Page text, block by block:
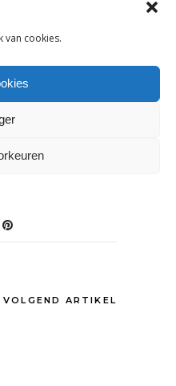
van cookies.
VOLGEND ARTIKEL